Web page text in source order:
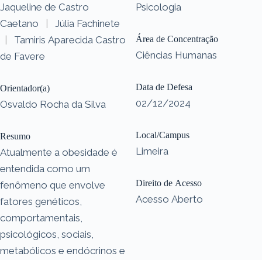
Jaqueline de Castro
Caetano
|
Júlia Fachinete
|
Tamiris Aparecida Castro
de Favere
Orientador(a)
Osvaldo Rocha da Silva
Resumo
Atualmente a obesidade é
entendida como um
fenômeno que envolve
fatores genéticos,
comportamentais,
psicológicos, sociais,
metabólicos e endócrinos e
Psicologia
Área de Concentração
Ciências Humanas
Data de Defesa
02/12/2024
Local/Campus
Limeira
Direito de Acesso
Acesso Aberto